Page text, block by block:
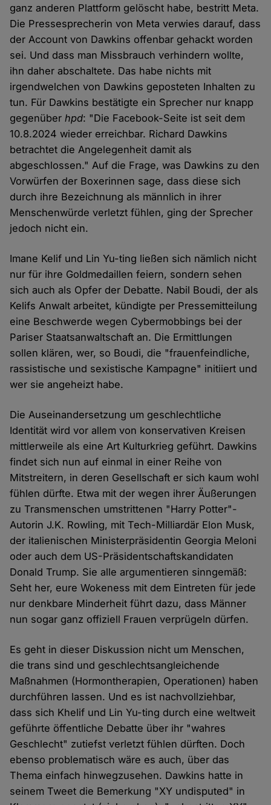
ganz anderen Plattform gelöscht habe, bestritt Meta.
Die Pressesprecherin von Meta verwies darauf, dass
der Account von Dawkins offenbar gehackt worden
sei. Und dass man Missbrauch verhindern wollte,
ihn daher abschaltete. Das habe nichts mit
irgendwelchen von Dawkins geposteten Inhalten zu
tun. Für Dawkins bestätigte ein Sprecher nur knapp
gegenüberhpd: "Die Facebook-Seite ist seit dem
10.8.2024 wieder erreichbar. Richard Dawkins
betrachtet die Angelegenheit damit als
abgeschlossen." Auf die Frage, was Dawkins zu den
Vorwürfen der Boxerinnen sage, dass diese sich
durch ihre Bezeichnung als männlich in ihrer
Menschenwürde verletzt fühlen, ging der Sprecher
jedoch nicht ein.
Imane Kelif und Lin Yu-ting ließen sich nämlich nicht
nur für ihre Goldmedaillen feiern, sondern sehen
sich auch als Opfer der Debatte. Nabil Boudi, der als
Kelifs Anwalt arbeitet, kündigte per Pressemitteilung
eine Beschwerde wegen Cybermobbings bei der
Pariser Staatsanwaltschaft an. Die Ermittlungen
sollen klären, wer, so Boudi, die "frauenfeindliche,
rassistische und sexistische Kampagne" initiiert und
wer sie angeheizt habe.
Die Auseinandersetzung um geschlechtliche
Identität wird vor allem von konservativen Kreisen
mittlerweile als eine Art Kulturkrieg geführt. Dawkins
findet sich nun auf einmal in einer Reihe von
Mitstreitern, in deren Gesellschaft er sich kaum wohl
fühlen dürfte. Etwa mit der wegen ihrer Äußerungen
zu Transmenschen umstrittenen "Harry Potter"-
Autorin J.K. Rowling, mit Tech-Milliardär Elon Musk,
der italienischen Ministerpräsidentin Georgia Meloni
oder auch dem US-Präsidentschaftskandidaten
Donald Trump. Sie alle argumentieren sinngemäß:
Seht her, eure Wokeness mit dem Eintreten für jede
nur denkbare Minderheit führt dazu, dass Männer
nun sogar ganz offiziell Frauen verprügeln dürfen.
Es geht in dieser Diskussion nicht um Menschen,
die trans sind und geschlechtsangleichende
Maßnahmen (Hormontherapien, Operationen) haben
durchführen lassen. Und es ist nachvollziehbar,
dass sich Khelif und Lin Yu-ting durch eine weltweit
geführte öffentliche Debatte über ihr "wahres
Geschlecht" zutiefst verletzt fühlen dürften. Doch
ebenso problematisch wäre es auch, über das
Thema einfach hinwegzusehen. Dawkins hatte in
seinem Tweet die Bemerkung "XY undisputed" in